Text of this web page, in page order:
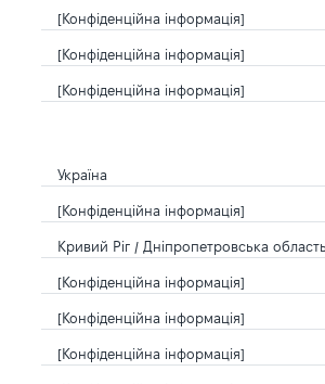
[Конфіденційна інформація]
[Конфіденційна інформація]
[Конфіденційна інформація]
Україна
[Конфіденційна інформація]
Кривий Ріг / Дніпропетровська
[Конфіденційна інформація]
[Конфіденційна інформація]
[Конфіденційна інформація]